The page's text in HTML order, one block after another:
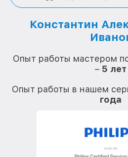
Константин
Опыт работы мастером
– 5 лет
Опыт работы в нашем
года